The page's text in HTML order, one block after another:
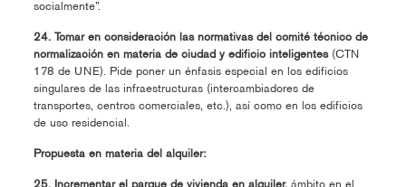
socialmente”.
24. Tomar en consideración las normativas del comité técnico de
normalización en materia de ciudad y edificio inteligentes (CTN
178 de UNE). Pide poner un énfasis especial en los edificios
singulares de las infraestructuras (intercambiadores de
transportes, centros comerciales, etc.), así como en los edificios
de uso residencial.
Propuesta en materia del alquiler:
25. Incrementar el parque de vivienda en alquiler, ámbito en el